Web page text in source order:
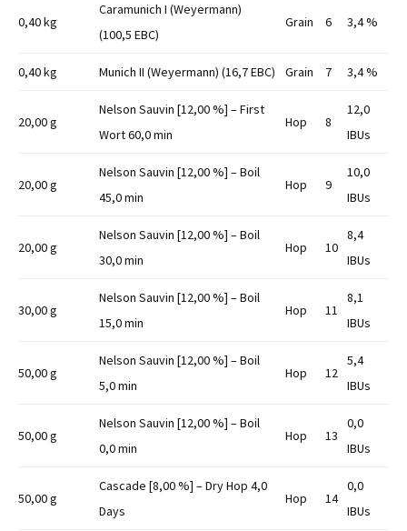
0,40 kg
Caramunich I (Weyermann)
(100,5 EBC)
Grain 6 3,4 %
0,40 kg Munich II (Weyermann) (16,7 EBC) Grain 7 3,4 %
20,00 g
Nelson Sauvin [12,00 %] – First
Wort 60,0 min
Hop 8
12,0
IBUs
20,00 g
Nelson Sauvin [12,00 %] – Boil
45,0 min
Hop 9
10,0
IBUs
20,00 g
Nelson Sauvin [12,00 %] – Boil
30,0 min
Hop 10
8,4
IBUs
30,00 g
Nelson Sauvin [12,00 %] – Boil
15,0 min
Hop 11
8,1
IBUs
50,00 g
Nelson Sauvin [12,00 %] – Boil
5,0 min
Hop 12
5,4
IBUs
50,00 g
Nelson Sauvin [12,00 %] – Boil
0,0 min
Hop 13
0,0
IBUs
50,00 g
Cascade [8,00 %] – Dry Hop 4,0
Days
Hop 14
0,0
IBUs